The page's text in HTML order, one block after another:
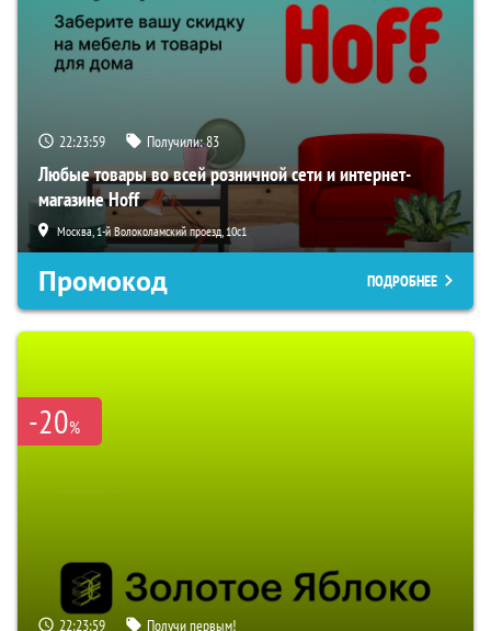
22:23:58 Получили:83
Любые товары во всей розничной сети и интернет-
магазине Hoff
Москва, 1-й Волоколамский проезд, 10с1
Промокод ПОДРОБНЕЕ
-20%
22:23:58 Получи первым!